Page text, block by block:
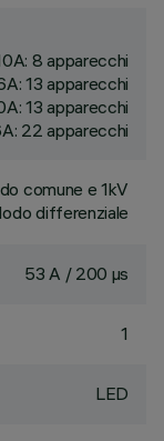
8 apparecchi
13 apparecchi
13 apparecchi
22 apparecchi
comune e 1kV
differenziale
53 A / 200 µs
1
LED